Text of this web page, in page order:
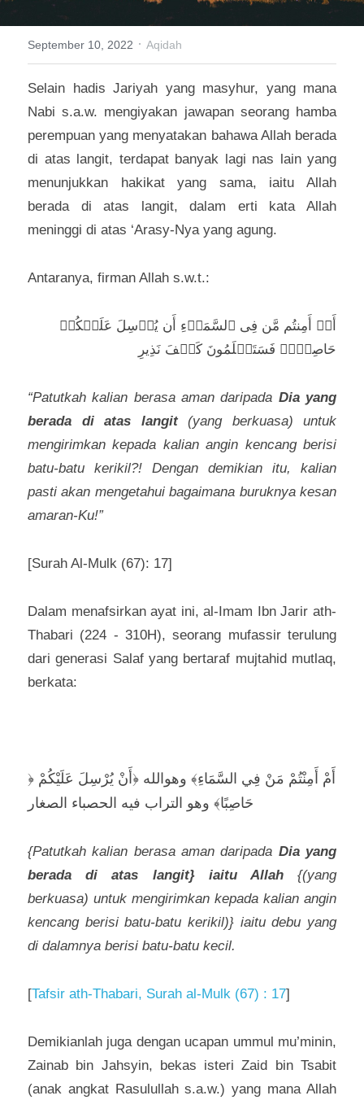
Sejarah
September 10, 2022 · Aqidah
Selain hadis Jariyah yang masyhur, yang mana
Nabi s.a.w. mengiyakan jawapan seorang hamba
perempuan yang menyatakan bahawa Allah berada
di atas langit, terdapat banyak lagi nas lain yang
menunjukkan hakikat yang sama, iaitu Allah
berada di atas langit, dalam erti kata Allah
meninggi di atas ‘Arasy-Nya yang agung.
Antaranya, firman Allah s.w.t.:
حَاصِبࣰاۖ فَسَتَعۡلَمُونَ كَیۡفَ نَذِیرِ
“Patutkah kalian berasa aman daripada Dia yang
berada di atas langit (yang berkuasa) untuk
mengirimkan kepada kalian angin kencang berisi
batu-batu kerikil?! Dengan demikian itu, kalian
pasti akan mengetahui bagaimana buruknya kesan
amaran-Ku!”
[Surah Al-Mulk (67): 17]
Dalam menafsirkan ayat ini, al-Imam Ibn Jarir ath-
Thabari (224 - 310H), seorang mufassir terulung
dari generasi Salaf yang bertaraf mujtahid mutlaq,
berkata:
﴿أَمْ
{Patutkah kalian berasa aman daripada Dia yang
berada di atas langit} iaitu Allah {(yang
berkuasa) untuk mengirimkan kepada kalian angin
kencang berisi batu-batu kerikil)} iaitu debu yang
di dalamnya berisi batu-batu kecil.
[Tafsir ath-Thabari, Surah al-Mulk (67) : 17]
Demikianlah juga dengan ucapan ummul mu’minin,
Zainab bin Jahsyin, bekas isteri Zaid bin Tsabit
(anak angkat Rasulullah s.a.w.) yang mana Allah